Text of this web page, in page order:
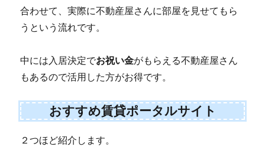
合わせて、実際に不動産屋さんに部屋を見せてもら
うという流れです。
中には入居決定でお祝い金がもらえる不動産屋さん
もあるので活用した方がお得です。
おすすめ賃貸ポータルサイト
２つほど紹介します。